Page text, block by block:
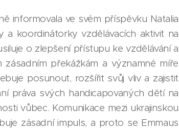
informovala ve svém příspěvku Natalia
a koordinátorky vzdělávacích aktivit na
o zlepšení přístupu ke vzdělávání a
překážkám a významné míře
posunout, rozšířit svůj vliv a zajistit
práva svých handicapovaných dětí na
vůbec. Komunikace mezi ukrajinskou
zásadní impuls, a proto se Emmaus